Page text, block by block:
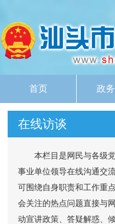
首页 政
在线访谈
本栏目是网民与各级
事业单位领导在线沟通交
可围绕自身职责和工作重
会关注的热点问题直接与
动宣讲政策、答疑解惑、